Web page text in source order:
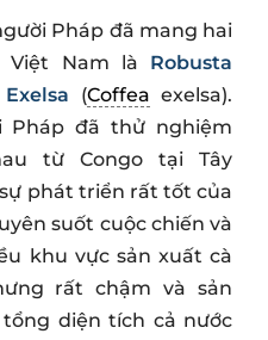
Pháp đã mang hai
Việt Nam là Robusta
Exelsa (Coffea exelsa).
Pháp đã thử nghiệm
từ Congo tại Tây
phát triển rất tốt của
suốt cuộc chiến và
khu vực sản xuất cà
rất chậm và sản
tổng diện tích cả nước